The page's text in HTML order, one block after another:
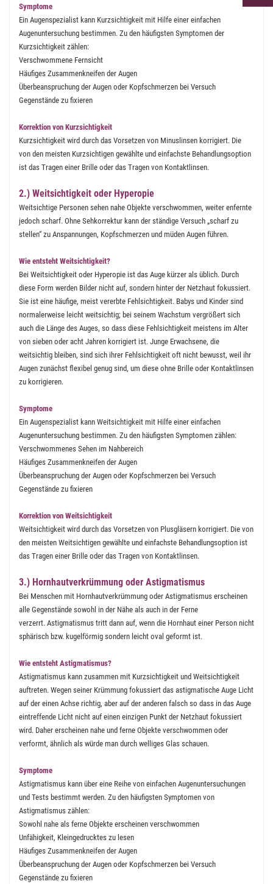
Symptome
Ein Augenspezialist kann Kurzsichtigkeit mit Hilfe einer einfachen
Augenuntersuchung bestimmen. Zu den häufigsten Symptomen der
Kurzsichtigkeit zählen:
Verschwommene Fernsicht
Häufiges Zusammenkneifen der Augen
Überbeanspruchung der Augen oder Kopfschmerzen bei Versuch
Gegenstände zu fixieren
Korrektion von Kurzsichtigkeit
Kurzsichtigkeit wird durch das Vorsetzen von Minuslinsen korrigiert. Die
von den meisten Kurzsichtigen gewählte und einfachste Behandlungsoption
ist das Tragen einer Brille oder das Tragen von Kontaktlinsen.
2.) Weitsichtigkeit oder Hyperopie
Weitsichtige Personen sehen nahe Objekte verschwommen, weiter enfernte
jedoch scharf. Ohne Sehkorrektur kann der ständige Versuch „scharf zu
stellen“ zu Anspannungen, Kopfschmerzen und müden Augen führen.
Wie entsteht Weitsichtigkeit?
Bei Weitsichtigkeit oder Hyperopie ist das Auge kürzer als üblich. Durch
diese Form werden Bilder nicht auf, sondern hinter der Netzhaut fokussiert.
Sie ist eine häufige, meist vererbte Fehlsichtigkeit. Babys und Kinder sind
normalerweise leicht weitsichtig; bei seinem Wachstum vergrößert sich
auch die Länge des Auges, so dass diese Fehlsichtigkeit meistens im Alter
von sieben oder acht Jahren korrigiert ist. Junge Erwachsene, die
weitsichtig bleiben, sind sich ihrer Fehlsichtigkeit oft nicht bewusst, weil ihr
Augen zunächst flexibel genug sind, um diese ohne Brille oder Kontaktlinsen
zu korrigieren.
Symptome
Ein Augenspezialist kann Weitsichtigkeit mit Hilfe einer einfachen
Augenuntersuchung bestimmen. Zu den häufigsten Symptomen zählen:
Verschwommenes Sehen im Nahbereich
Häufiges Zusammenkneifen der Augen
Überbeanspruchung der Augen oder Kopfschmerzen bei Versuch
Gegenstände zu fixieren
Korrektion von Weitsichtigkeit
Weitsichtigkeit wird durch das Vorsetzen von Plusgläsern korrigiert. Die von
den meisten Weitsichtigen gewählte und einfachste Behandlungsoption ist
das Tragen einer Brille oder das Tragen von Kontaktlinsen.
3.) Hornhautverkrümmung oder Astigmatismus
Bei Menschen mit Hornhautverkrümmung oder Astigmatismus erscheinen
alle Gegenstände sowohl in der Nähe als auch in der Ferne
verzerrt. Astigmatismus tritt dann auf, wenn die Hornhaut einer Person nicht
sphärisch bzw. kugelförmig sondern leicht oval geformt ist.
Wie entsteht Astigmatismus?
Astigmatismus kann zusammen mit Kurzsichtigkeit und Weitsichtigkeit
auftreten. Wegen seiner Krümmung fokussiert das astigmatische Auge Licht
auf der einen Achse richtig, aber auf der anderen falsch so dass in das Auge
eintreffende Licht nicht auf einen einzigen Punkt der Netzhaut fokussiert
wird. Daher erscheinen nahe und ferne Objekte verschwommen oder
verformt, ähnlich als würde man durch welliges Glas schauen.
Symptome
Astigmatismus kann über eine Reihe von einfachen Augenuntersuchungen
und Tests bestimmt werden. Zu den häufigsten Symptomen von
Astigmatismus zählen:
Sowohl nahe als ferne Objekte erscheinen verschwommen
Unfähigkeit, Kleingedrucktes zu lesen
Häufiges Zusammenkneifen der Augen
Überbeanspruchung der Augen oder Kopfschmerzen bei Versuch
Gegenstände zu fixieren